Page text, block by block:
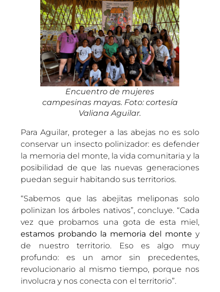
Encuentro de mujeres
campesinas mayas. Foto: cortesía
Valiana Aguilar.
Para Aguilar, proteger a las abejas no es solo
conservar un insecto polinizador: es defender
la memoria del monte, la vida comunitaria y la
posibilidad de que las nuevas generaciones
puedan seguir habitando sus territorios.
“Sabemos que las abejitas meliponas solo
polinizan los árboles nativos”, concluye. “Cada
vez que probamos una gota de esta miel,
estamos probando la memoria del monte y
de nuestro territorio. Eso es algo muy
profundo: es un amor sin precedentes,
revolucionario al mismo tiempo, porque nos
involucra y nos conecta con el territorio”.